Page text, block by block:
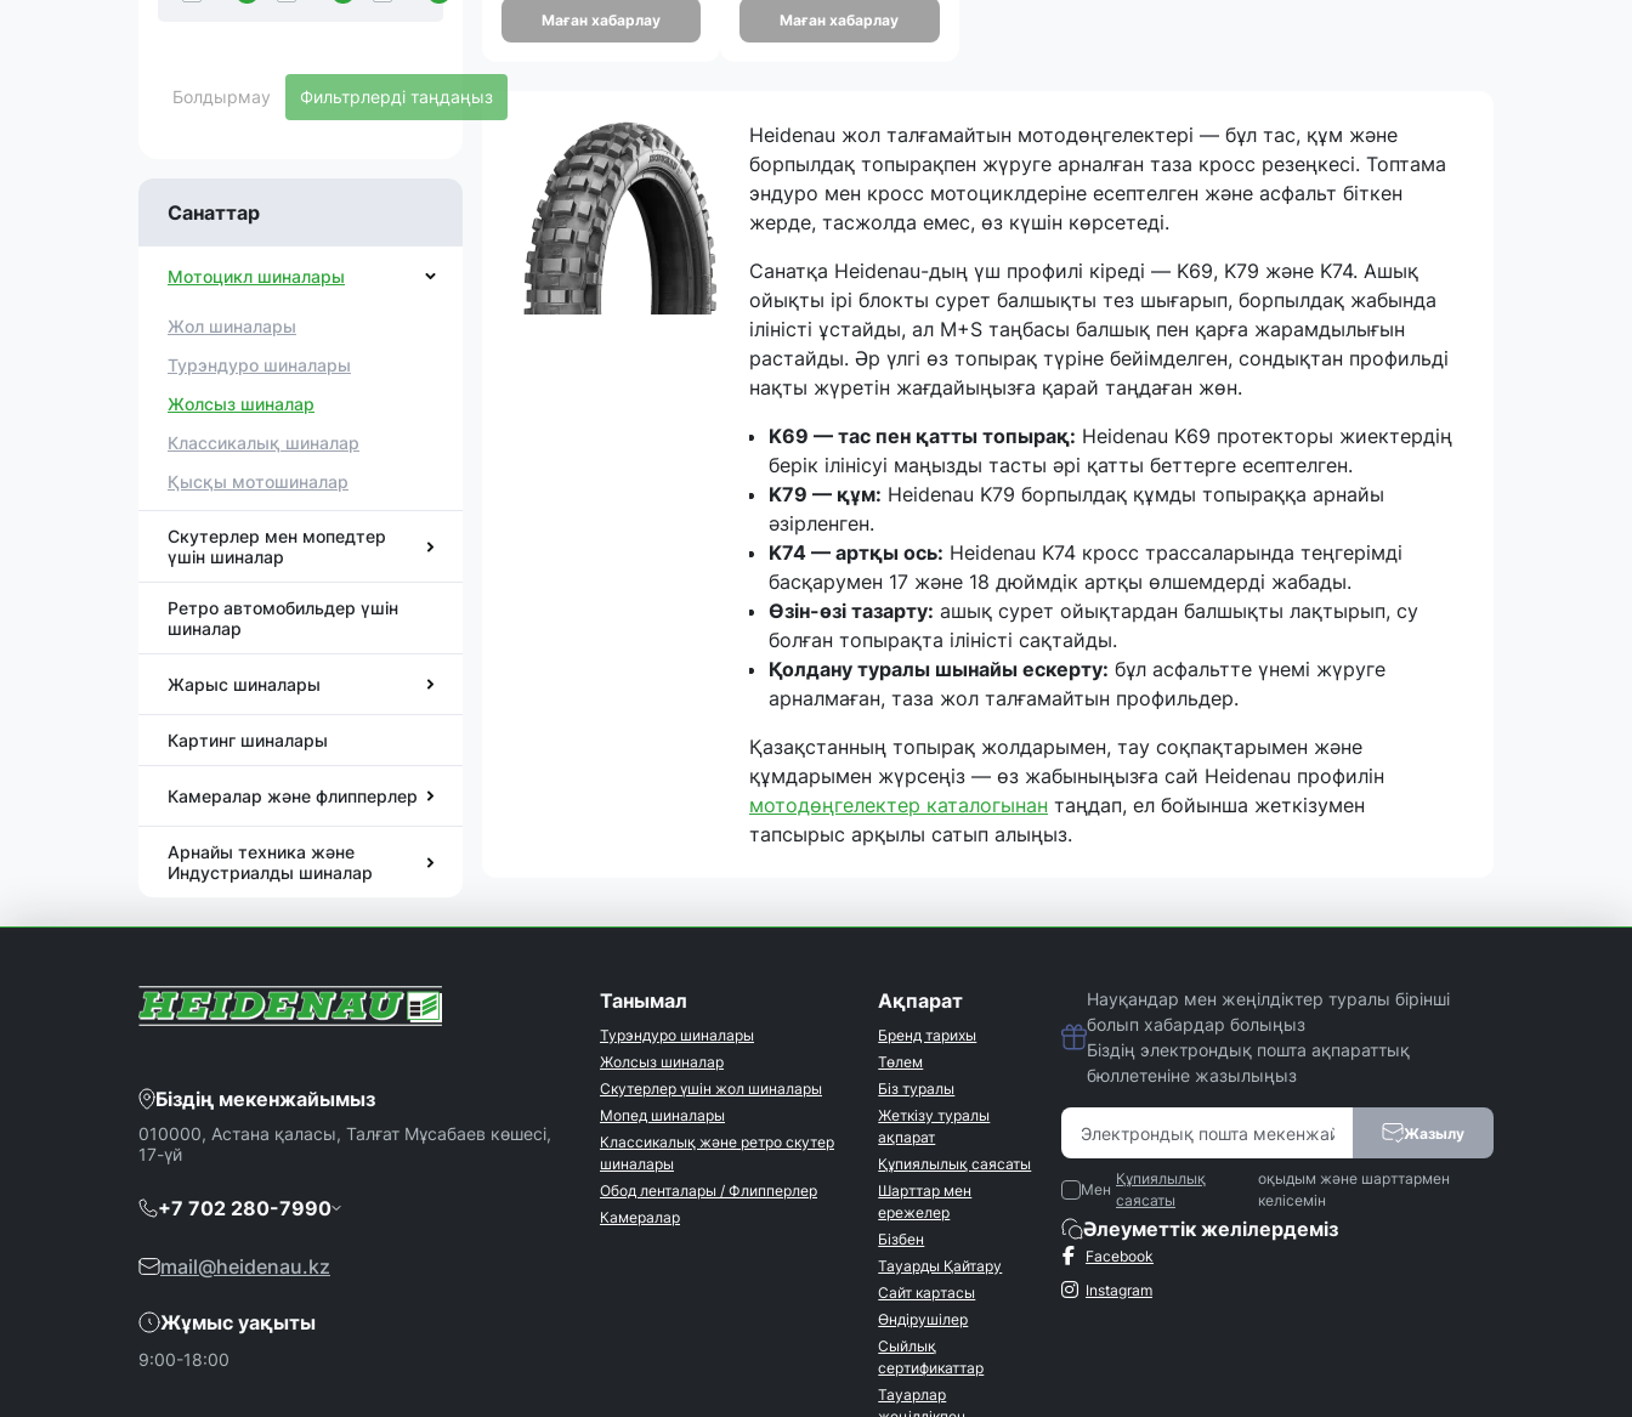
Болдырмау Фильтрлерді таңдаңыз
Санаттар
Мотоцикл шиналары
Жол шиналары
Турэндуро шиналары
Жолсыз шиналар
Классикалық шиналар
Қысқы мотошиналар
Скутерлер мен мопедтер
үшін шиналар
Ретро автомобильдер үшін
шиналар
Жарыс шиналары
Картинг шиналары
Камералар және флипперлер
Арнайы техника және
Индустриалды шиналар
Маған хабарлау Маған хабарлау
Heidenau жол талғамайтын мотодөңгелектері — бұл тас, құм және
борпылдақ топырақпен жүруге арналған таза кросс резеңкесі. Топтама
эндуро мен кросс мотоциклдеріне есептелген және асфальт біткен
жерде, тасжолда емес, өз күшін көрсетеді.
Санатқа Heidenau-дың үш профилі кіреді — K69, K79 және K74. Ашық
ойықты ірі блокты сурет балшықты тез шығарып, борпылдақ жабында
іліністі ұстайды, ал M+S таңбасы балшық пен қарға жарамдылығын
растайды. Әр үлгі өз топырақ түріне бейімделген, сондықтан профильді
нақты жүретін жағдайыңызға қарай таңдаған жөн.
K69 — тас пен қатты топырақ: Heidenau K69 протекторы жиектердің
берік ілінісуі маңызды тасты әрі қатты беттерге есептелген.
K79 — құм: Heidenau K79 борпылдақ құмды топыраққа арнайы
әзірленген.
K74 — артқы ось: Heidenau K74 кросс трассаларында теңгерімді
басқарумен 17 және 18 дюймдік артқы өлшемдерді жабады.
Өзін-өзі тазарту: ашық сурет ойықтардан балшықты лақтырып, су
болған топырақта іліністі сақтайды.
Қолдану туралы шынайы ескерту: бұл асфальтте үнемі жүруге
арналмаған, таза жол талғамайтын профильдер.
Қазақстанның топырақ жолдарымен, тау соқпақтарымен және
құмдарымен жүрсеңіз — өз жабыныңызға сай Heidenau профилін
мотодөңгелектер каталогынан таңдап, ел бойынша жеткізумен
тапсырыс арқылы сатып алыңыз.
Біздің мекенжайымыз
010000, Астана қаласы, Талғат Мұсабаев көшесі,
17-үй
+7 702 280-7990
mail@heidenau.kz
Жұмыс уақыты
9:00-18:00
Танымал
Турэндуро шиналары
Жолсыз шиналар
Скутерлер үшін жол шиналары
Мопед шиналары
Классикалық және ретро скутер
шиналары
Обод ленталары / Флипперлер
Камералар
Ақпарат
Бренд тарихы
Төлем
Біз туралы
Жеткізу туралы
ақпарат
Құпиялылық саясаты
Шарттар мен
ережелер
Бізбен
Тауарды Қайтару
Сайт картасы
Өндірушілер
Сыйлық
сертификаттар
Тауарлар
Әлеуметтік желілердеміз
Facebook
Instagram
Науқандар мен жеңілдіктер туралы бірінші
болып хабардар болыңыз
Біздің электрондық пошта ақпараттық
бюллетеніне жазылыңыз
Жазылу
Мен
Құпиялылық
саясаты
оқыдым және шарттармен
келісемін